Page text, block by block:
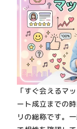
「すぐ会えるマ
ート成立までの
リの総称です。